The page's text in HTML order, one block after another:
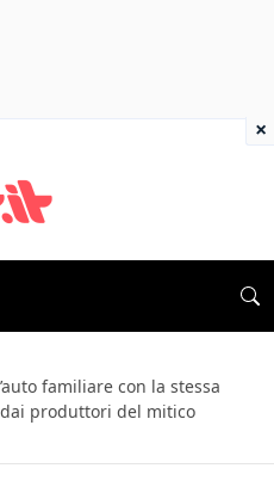
familiare con la stessa
produttori del mitico
×